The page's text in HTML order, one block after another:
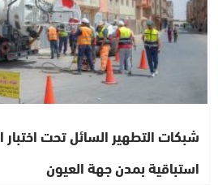
شبكات التطهير السائل تحت اختبار
استباقية بمدن جهة العيون